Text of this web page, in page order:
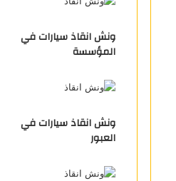
ونش انقاذ سيارات في
المؤسسة
ونش انقاذ سيارات في
العبور